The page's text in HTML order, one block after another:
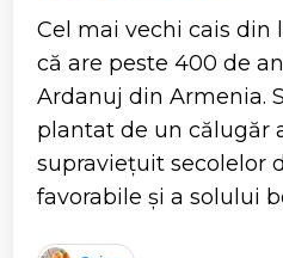
Cel mai vechi cais din
că are peste 400 de
Ardanuj din Armenia.
plantat de un călugăr
supraviețuit secolelor
favorabile și a solului